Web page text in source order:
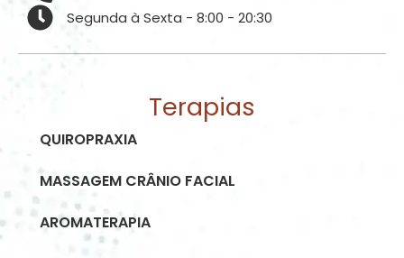
Segunda à Sexta - 8:00 - 20:30
Terapias
QUIROPRAXIA
MASSAGEM CRÂNIO FACIAL
AROMATERAPIA